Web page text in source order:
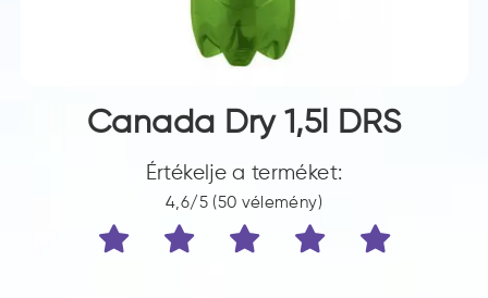
Canada Dry 1,5l DRS
Értékelje a terméket:
4,6/5 (50 vélemény)